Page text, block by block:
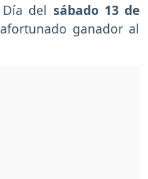
del sábado 13 de
ganador al